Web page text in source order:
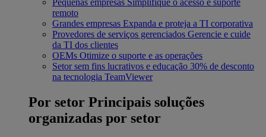
remoto
Grandes empresas Expanda e proteja a TI corporativa
Provedores de serviços gerenciados Gerencie e cuide
da TI dos clientes
OEMs Otimize o suporte e as operações
Setor sem fins lucrativos e educação 30% de desconto
na tecnologia TeamViewer
Por setor Principais soluções
organizadas por setor